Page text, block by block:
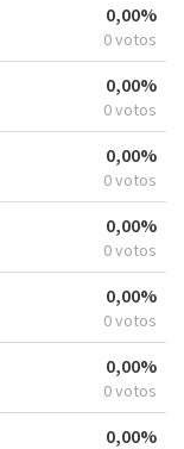
0,00%
0 votos
0,00%
0 votos
0,00%
0 votos
0,00%
0 votos
0,00%
0 votos
0,00%
0 votos
0,00%